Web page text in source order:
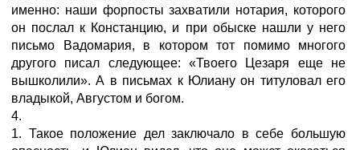
именно: наши форпосты захватили нотария, которого
он послал к Констанцию, и при обыске нашли у него
письмо Вадомария, в котором тот помимо многого
другого писал следующее: «Твоего Цезаря еще не
вышколили». А в письмах к Юлиану он титуловал его
владыкой, Августом и богом.
4.
1. Такое положение дел заключало в себе большую